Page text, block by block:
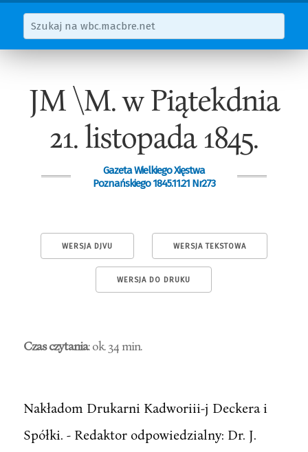
JM \M. w Piątekdnia
21. listopada 1845.
Gazeta Wielkiego Xięstwa
Poznańskiego 1845.11.21 Nr273
WERSJA DJVU WERSJA TEKSTOWA
WERSJA DO DRUKU
Czas czytania: ok. 34 min.
Nakładom Drukarni Kadworiii-j Deckera i
Spółki. - Redaktor odpowiedzialny: Dr. J.